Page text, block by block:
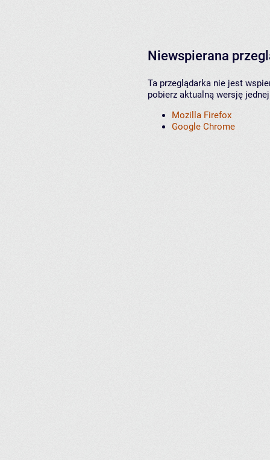
Niewspierana
Ta przeglądarka nie jest
pobierz aktualną wersję
Mozilla Firefox
Google Chrome